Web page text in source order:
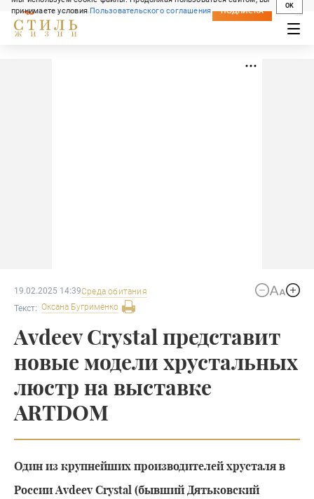
принимаете условияПользовательского соглашения
OK
СВЕЖИЙ НОМЕР
ПОДПИСКА
19.02.2025 14:39Среда обитания
Текст: Оксана Бугрименко
Avdeev Crystal представит
новые модели хрустальных
люстр на выставке
ARTDOM
Один из крупнейших производителей хрусталя в
России Avdeev Crystal (бывший Дятьковский